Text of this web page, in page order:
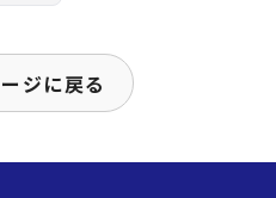
ジに戻る